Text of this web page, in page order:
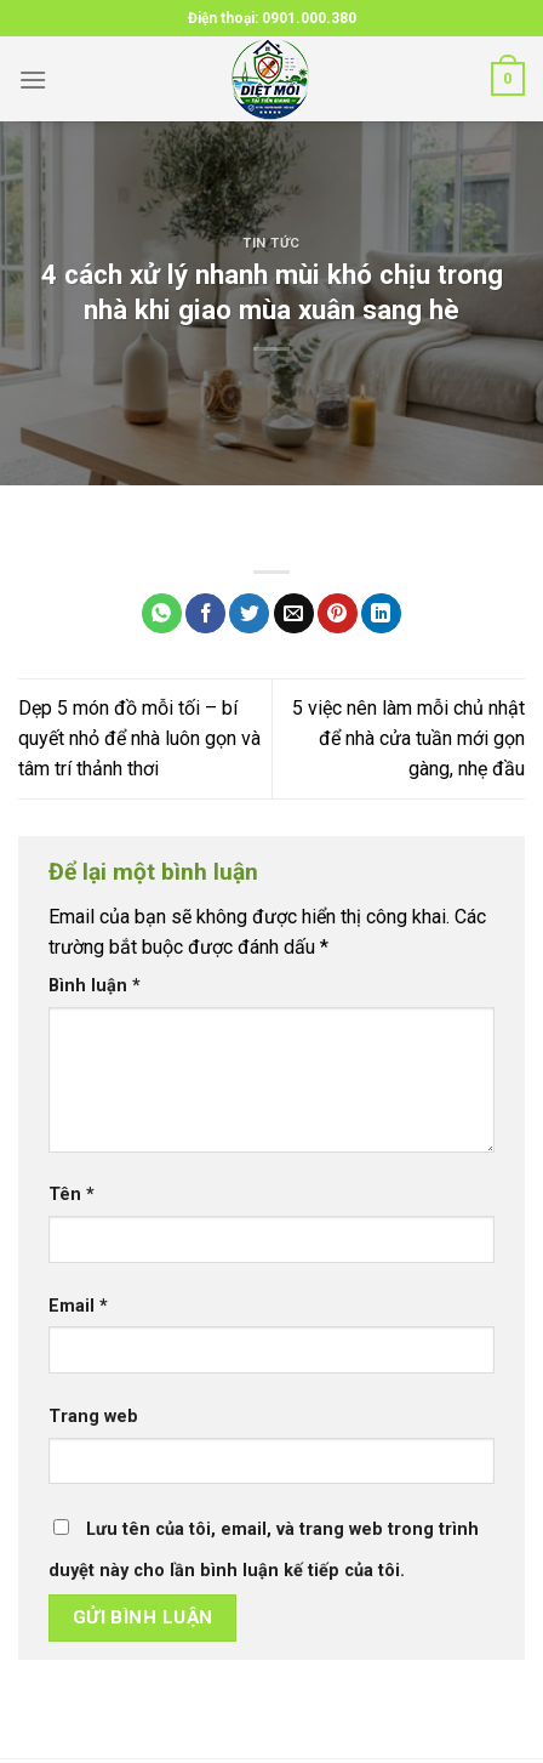
to
content
Điện thoại: 0901.000.380
0
TIN TỨC
4 cách xử lý nhanh mùi khó chịu trong
nhà khi giao mùa xuân sang hè
Dẹp 5 món đồ mỗi tối – bí
quyết nhỏ để nhà luôn gọn và
tâm trí thảnh thơi
5 việc nên làm mỗi chủ nhật
để nhà cửa tuần mới gọn
gàng, nhẹ đầu
Để lại một bình luận
Email của bạn sẽ không được hiển thị công khai. Các
trường bắt buộc được đánh dấu *
Bình luận *
Tên *
Email *
Trang web
Lưu tên của tôi, email, và trang web trong trình
duyệt này cho lần bình luận kế tiếp của tôi.